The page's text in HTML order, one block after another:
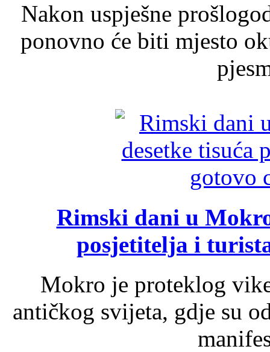
Nakon uspješne
ponovno će biti mjesto
Rimski dani u
posjetitelja i
Mokro je proteklog
antičkog svijeta, gdje su